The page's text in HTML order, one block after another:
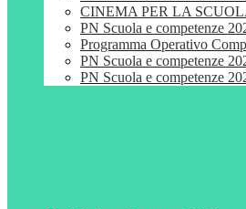
CINEMA PER LA
PN Scuola e competenze
Programma Operativo
PN Scuola e competenze
PN Scuola e competenze